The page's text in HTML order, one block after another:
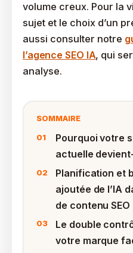
volume creux. Pour la
sujet et le choix d’un
aussi consulter notre
l’agence SEO IA, qui
analyse.
SOMMAIRE
Pourquoi votre
actuelle
Planification et
ajoutée de l’IA
de contenu SEO
Le double
votre marque